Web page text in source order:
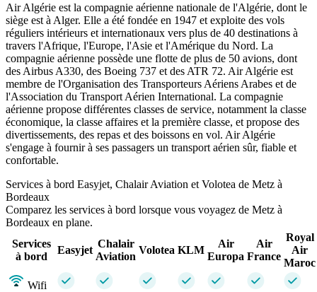
Air Algérie est la compagnie aérienne nationale de l'Algérie, dont le
siège est à Alger. Elle a été fondée en 1947 et exploite des vols
réguliers intérieurs et internationaux vers plus de 40 destinations à
travers l'Afrique, l'Europe, l'Asie et l'Amérique du Nord. La
compagnie aérienne possède une flotte de plus de 50 avions, dont
des Airbus A330, des Boeing 737 et des ATR 72. Air Algérie est
membre de l'Organisation des Transporteurs Aériens Arabes et de
l'Association du Transport Aérien International. La compagnie
aérienne propose différentes classes de service, notamment la classe
économique, la classe affaires et la première classe, et propose des
divertissements, des repas et des boissons en vol. Air Algérie
s'engage à fournir à ses passagers un transport aérien sûr, fiable et
confortable.
Services à bord Easyjet, Chalair Aviation et Volotea de Metz à
Bordeaux
Comparez les services à bord lorsque vous voyagez de Metz à
Bordeaux en plane.
Services
à bord
Easyjet
Chalair
Aviation
Volotea KLM
Air
Europa
Air
France
Royal
Air
Maroc
Wifi